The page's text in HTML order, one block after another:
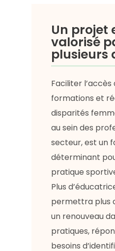
Un projet
valorisé
plusieurs
Faciliter l’accès
formations et
disparités
au sein des
secteur, est un
déterminant
pratique
Plus
permettra plus
un renouveau
pratiques,
besoins